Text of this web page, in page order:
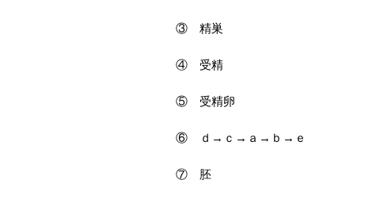
③ 精巣
④ 受精
⑤ 受精卵
⑥ ｄ→ｃ→ａ→ｂ→ｅ
⑦ 胚